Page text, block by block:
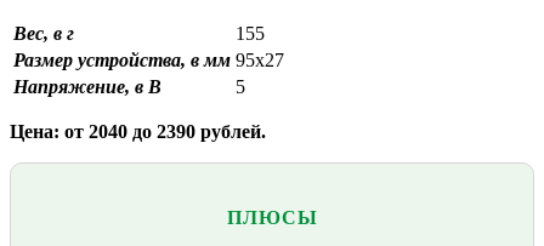
Вес, в г
155
Размер устройства, в мм 95х27
Напряжение, в В
5
Цена: от 2040 до 2390 рублей.
ПЛЮСЫ